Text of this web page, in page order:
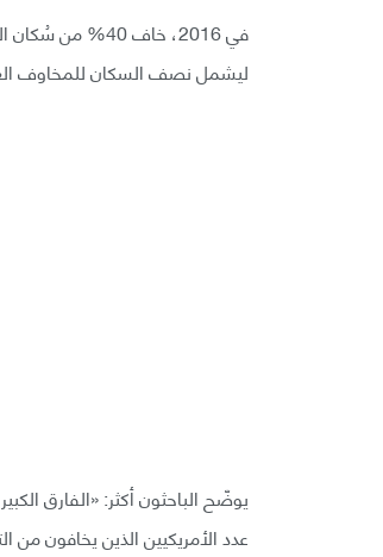
ليشمل نصف السكان للمخاوف
عدد الأمريكيين الذين يخافون من